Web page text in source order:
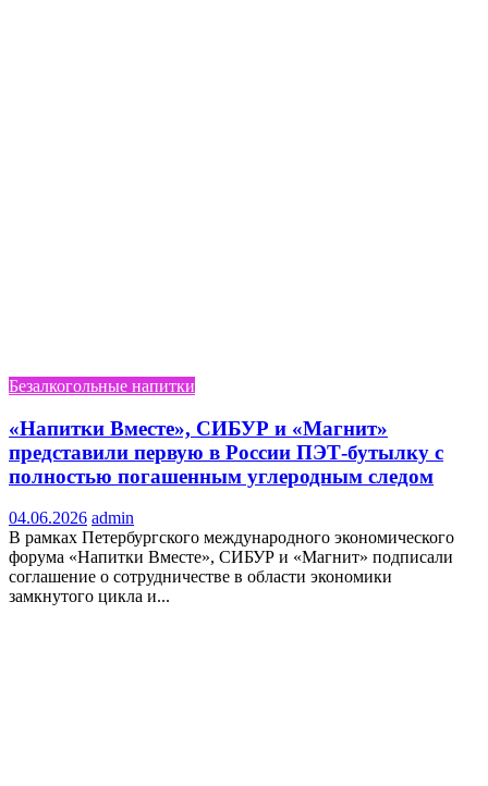
Безалкогольные напитки
«Напитки Вместе», СИБУР и «Магнит»
представили первую в России ПЭТ-бутылку с
полностью погашенным углеродным следом
04.06.2026 admin
В рамках Петербургского международного экономического
форума «Напитки Вместе», СИБУР и «Магнит» подписали
соглашение о сотрудничестве в области экономики
замкнутого цикла и...